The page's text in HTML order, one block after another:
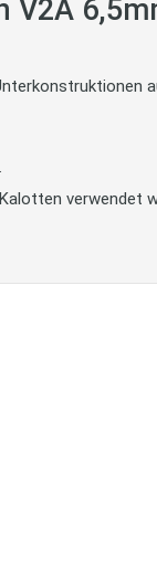
V2A
verwendet